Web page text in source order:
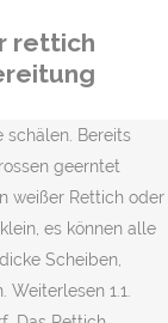
rettich
schälen. Bereits
geerntet
weißer Rettich oder
es können alle
Scheiben,
1.1.